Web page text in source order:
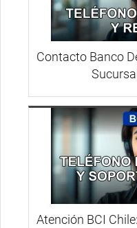
Contacto Banco
Atención BCI